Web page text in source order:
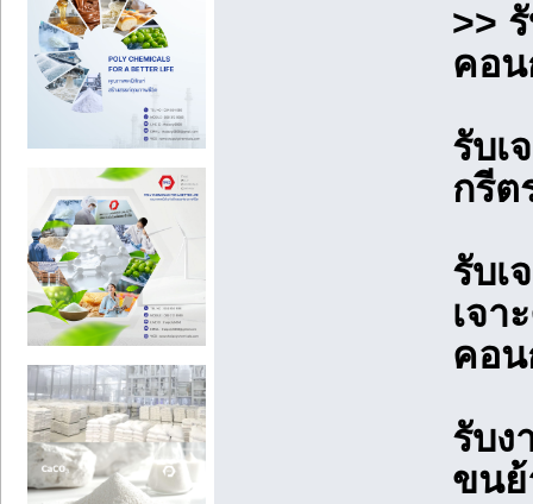
>>
คอน
รับเ
กรีต
รับเ
เจา
คอ
รับง
ขนย้